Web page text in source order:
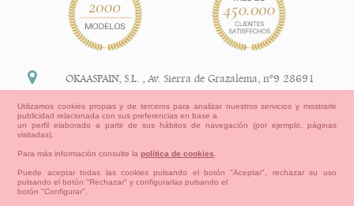
Información Legal
OKAASPAIN, S.L. ,Av. Sierra de Grazalema, nº9 28691
+34 91 113 89 09
Utilizamos cookies propias y de terceros para analizar nuestros servicios y mostrarle
publicidad relacionada con sus preferencias en base a
un perfil elaborado a partir de sus hábitos de navegación (por ejemplo, páginas
visitadas).
Para más información consulte lapolítica de cookies
Puede aceptar todas las cookies pulsando el botón "Aceptar", rechazar su uso
pulsando el botón "Rechazar" y configurarlas pulsando el
botón "Configurar".